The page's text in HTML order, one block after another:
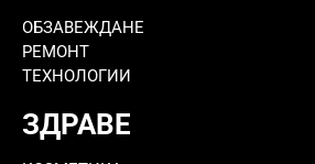
ОБЗАВЕЖДАНЕ
РЕМОНТ
ТЕХНОЛОГИИ
ЗДРАВЕ